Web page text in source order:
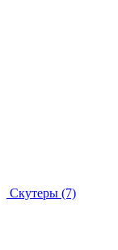
Скутеры (7)